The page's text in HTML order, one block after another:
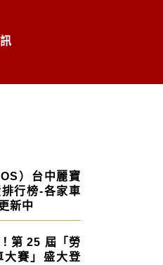
）台中麗寶
行榜-各家車
新中
第 25 屆「勞
大賽」盛大登